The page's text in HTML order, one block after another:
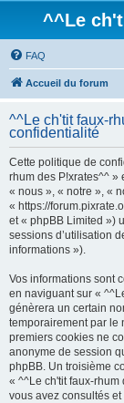
^^Le
FAQ
Accueil du forum
^^Le ch'tit faux-
confidentialité
Cette politique de
rhum des P!xrates^^ »
« nous », « notre », «
« https://
et « phpBB Limited »)
sessions d’utilisation
informations »).
Vos informations sont
en naviguant sur «
génèrera un certain
temporairement par le
premiers cookies ne
anonyme de session
phpBB. Un troisième
« ^^Le ch'tit faux-rhum
vous avez consultés